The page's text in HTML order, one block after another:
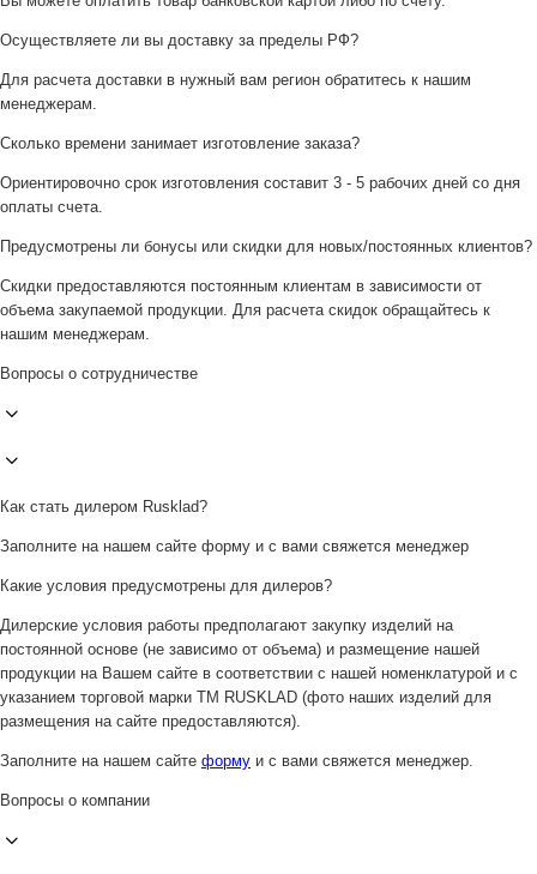
Осуществляете ли вы доставку за пределы РФ?
Для расчета доставки в нужный вам регион обратитесь к нашим
менеджерам.
Сколько времени занимает изготовление заказа?
Ориентировочно срок изготовления составит 3 - 5 рабочих дней со дня
оплаты счета.
Предусмотрены ли бонусы или скидки для новых/постоянных клиентов?
Скидки предоставляются постоянным клиентам в зависимости от
объема закупаемой продукции. Для расчета скидок обращайтесь к
нашим менеджерам.
Вопросы о сотрудничестве
Как стать дилером Rusklad?
Заполните на нашем сайте форму и с вами свяжется менеджер
Какие условия предусмотрены для дилеров?
Дилерские условия работы предполагают закупку изделий на
постоянной основе (не зависимо от объема) и размещение нашей
продукции на Вашем сайте в соответствии с нашей номенклатурой и с
указанием торговой марки ТМ RUSKLAD (фото наших изделий для
размещения на сайте предоставляются).
Заполните на нашем сайте форму и с вами свяжется менеджер.
Вопросы о компании